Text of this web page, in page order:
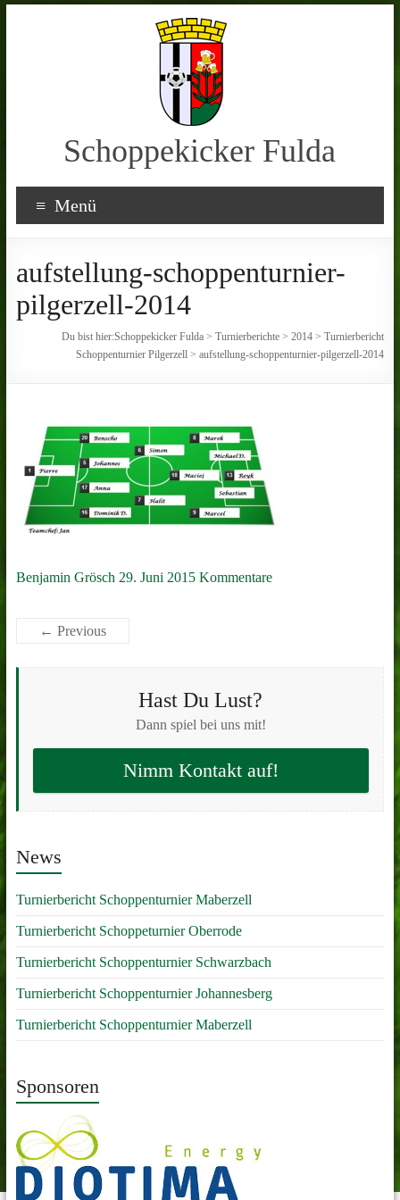
Schoppekicker Fulda
Menü
aufstellung-schoppenturnier-
pilgerzell-2014
Du bist hier:Schoppekicker Fulda >Turnierberichte >2014 >Turnierbericht
Schoppenturnier Pilgerzell >aufstellung-schoppenturnier-pilgerzell-2014
Benjamin Grösch 29. Juni 2015 Kommentare
← Previous
Hast Du Lust?
Dann spiel bei uns mit!
Nimm Kontakt auf!
News
Turnierbericht Schoppenturnier Maberzell
Turnierbericht Schoppeturnier Oberrode
Turnierbericht Schoppenturnier Schwarzbach
Turnierbericht Schoppenturnier Johannesberg
Turnierbericht Schoppenturnier Maberzell
Sponsoren